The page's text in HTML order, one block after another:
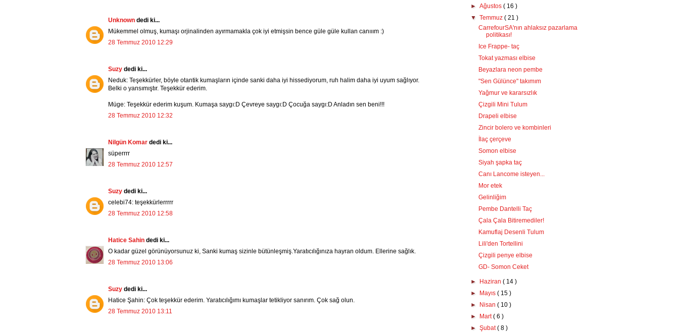
Unknown dedi ki...
Mükemmel olmuş, kumaşı orjinalinden ayırmamakla çok iyi etmişsin bence güle güle kullan canııım :)
28 Temmuz 2010 12:29
Suzy dedi ki...
Neduk: Teşekkürler, böyle otantik kumaşların içinde sanki daha iyi hissediyorum, ruh halim daha iyi uyum sağlıyor.
Belki o yansımıştır. Teşekkür ederim.
Müge: Teşekkür ederim kuşum. Kumaşa saygı:D Çevreye saygı:D Çocuğa saygı:D Anladın sen beni!!!
28 Temmuz 2010 12:32
Nilgün Komar dedi ki...
süperrrr
28 Temmuz 2010 12:57
Suzy dedi ki...
celebi74: teşekkürlerrrrr
28 Temmuz 2010 12:58
Hatice Sahin dedi ki...
O kadar güzel görünüyorsunuz ki, Sanki kumaş sizinle bütünleşmiş.Yaratıcılığınıza hayran oldum. Ellerine sağlık.
28 Temmuz 2010 13:06
Suzy dedi ki...
Hatice Şahin: Çok teşekkür ederim. Yaratıcılığımı kumaşlar tetikliyor sanırım. Çok sağ olun.
28 Temmuz 2010 13:11
►Ağustos( 16 )
▼Temmuz( 21 )
CarrefourSA'nın ahlaksız pazarlama
politikası!
Ice Frappe- taç
Tokat yazması elbise
Beyazlara neon pembe
"Sen Gülünce" takımım
Yağmur ve kararsızlık
Çizgili Mini Tulum
Drapeli elbise
Zincir bolero ve kombinleri
İlaç çerçeve
Somon elbise
Siyah şapka taç
Canı Lancome isteyen...
Mor etek
Gelinliğim
Pembe Dantelli Taç
Çala Çala Bitiremediler!
Kamuflaj Desenli Tulum
Lili'den Tortellini
Çizgili penye elbise
GD- Somon Ceket
► Haziran( 14 )
►
Mayıs( 15 )
►
Nisan( 10 )
►
Mart( 6 )
►Şubat( 8 )